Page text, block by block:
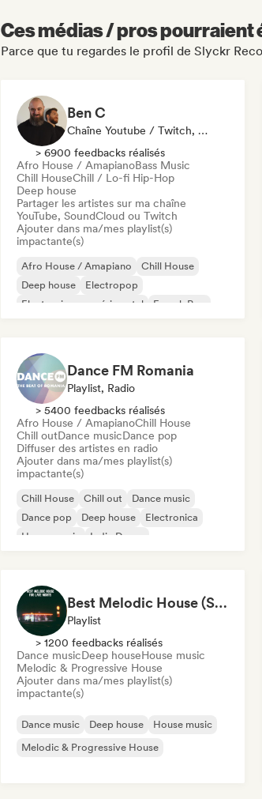
Ces médias / pros
Parce que tu regardes le profil de Slyckr
Ben C
Chaîne Youtube / Twitch, Playlist
> 6900 feedbacks réalisés
Afro House / AmapianoBass Music
Chill HouseChill / Lo-fi Hip-Hop
Deep house
Partager les artistes sur ma chaîne
YouTube, SoundCloud ou Twitch
Ajouter dans ma/mes playlist(s)
impactante(s)
Afro House / Amapiano
Chill House
Deep house
Electropop
Electronique expérimental
French Pop
Dance FM Romania
Playlist, Radio
> 5400 feedbacks réalisés
Afro House / AmapianoChill House
Chill outDance musicDance pop
Diffuser des artistes en radio
Ajouter dans ma/mes playlist(s)
impactante(s)
Chill House Chill out
Dance music
Dance pop
Deep house
Electronica
House music
Indie Dance
Best Melodic House (Szabolcs Loch)
Playlist
> 1200 feedbacks réalisés
Dance musicDeep houseHouse music
Melodic & Progressive House
Ajouter dans ma/mes playlist(s)
impactante(s)
Dance music Deep house
House music
Melodic & Progressive House